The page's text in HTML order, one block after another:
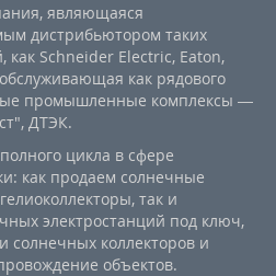
являющаяся
дистрибьютором таких
Schneider Electric, Eaton,
как рядового
промышленные комплексы —
ДТЭК.
цикла в сфере
как продаем солнечные
так и
электростанций под ключ,
солнечных коллекторов и
объектов.